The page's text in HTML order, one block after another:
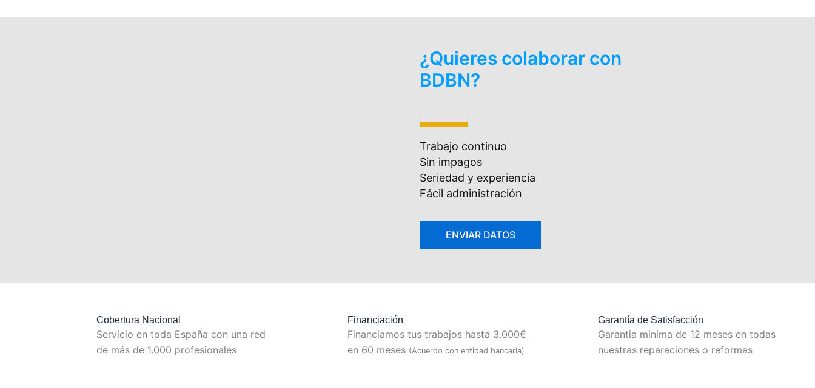
¿Quieres colaborar con
BDBN?
Trabajo continuo
Sin impagos
Seriedad y experiencia
Fácil administración
Cobertura Nacional
Servicio en toda España con una red
de más de 1.000 profesionales
Financiación
Financiamos tus trabajos hasta 3.000€
en 60 meses (Acuerdo con entidad bancaria)
Garantía de Satisfacción
Garantia minima de 12 meses en todas
nuestras reparaciones o reformas